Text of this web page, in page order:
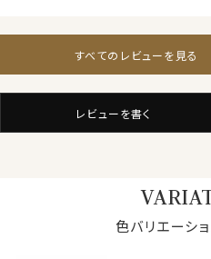
く落ちやすい為、つけおき洗いで
・防しわ性
REDA ACTIVEには形態安定加
はありませんが、非常に強力な
アイロンがけはほぼ不要のレベ
いて、許容範囲は個人差がありま
ソフトながらハリ・コシがあって
Reda Active
（防しわ性はスーパー
形態安定加工ではあり
ウオッシャブル・防しわ
平織
衿型
ホリゾンタルカラー(カ
バックダーツ入り
すべてのレビューを見る
レビューを書く
色バリエーシ